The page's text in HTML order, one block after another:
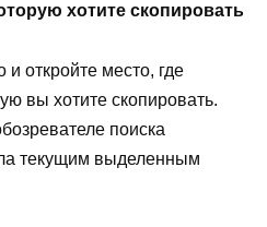
хотите скопировать
и откройте место, где
вы хотите скопировать.
поиска
текущим выделенным